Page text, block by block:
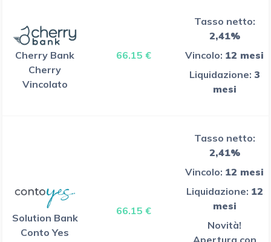
Cherry Bank
Cherry
Vincolato
66.15 €
Tasso netto:
2,41%
Vincolo: 12 mesi
Liquidazione: 3
mesi
Solution Bank
Conto Yes
66.15 €
Tasso netto:
2,41%
Vincolo: 12 mesi
Liquidazione: 12
mesi
Novità!